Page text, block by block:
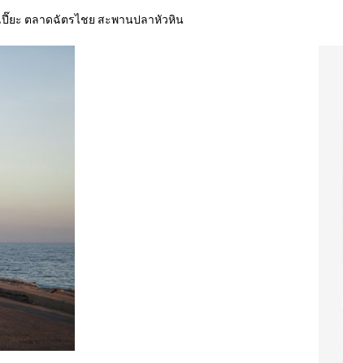
ยะ ตลาดฉัตรไชย สะพานปลาหัวหิน